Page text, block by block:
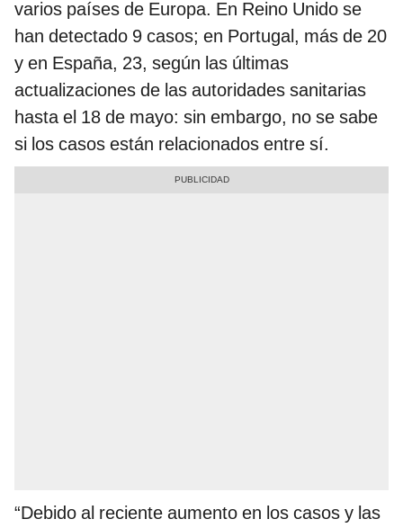
varios países de Europa. En Reino Unido se
han detectado 9 casos; en Portugal, más de 20
y en España, 23, según las últimas
actualizaciones de las autoridades sanitarias
hasta el 18 de mayo: sin embargo, no se sabe
si los casos están relacionados entre sí.
“Debido al reciente aumento en los casos y las